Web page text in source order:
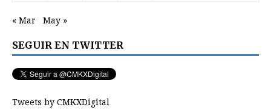
« Mar May »
SEGUIR EN TWITTER
Tweets by CMKXDigital